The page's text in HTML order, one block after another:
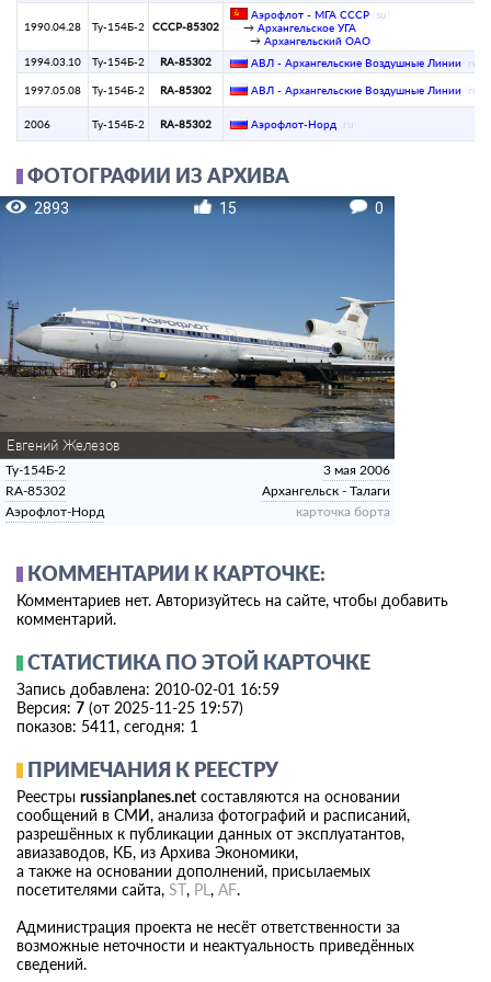
1990.04.28 Ту-154Б-2 СССР-85302
Аэрофлот - МГА СССР su
→ Архангельское УГА
→ Архангельский ОАО
1994.03.10
Ту-154Б-2 RA-85302 АВЛ - Архангельские Воздушные Линии ru
1997.05.08 Ту-154Б-2 RA-85302 АВЛ - Архангельские Воздушные Линии ru
2006 Ту-154Б-2 RA-85302 Аэрофлот-Норд ru
ФОТОГРАФИИ ИЗ АРХИВА
2893 15 0
Евгений Железов
Ту-154Б-2
RA-85302
Аэрофлот-Норд
3 мая 2006
Архангельск - Талаги
карточка борта
КОММЕНТАРИИ К КАРТОЧКЕ:
Комментариев нет. Авторизуйтесь на сайте, чтобы добавить
комментарий.
СТАТИСТИКА ПО ЭТОЙ КАРТОЧКЕ
Запись добавлена: 2010-02-01 16:59
Версия: 7 (от 2025-11-25 19:57)
показов: 5411, сегодня: 1
ПРИМЕЧАНИЯ К РЕЕСТРУ
Реестры russianplanes.net составляются на основании
сообщений в СМИ, анализа фотографий и расписаний,
разрешённых к публикации данных от эксплуатантов,
авиазаводов, КБ, из Архива Экономики,
а также на основании дополнений, присылаемых
посетителями сайта, ST, PL , AF.
Администрация проекта не несёт ответственности за
возможные неточности и неактуальность приведённых
сведений.